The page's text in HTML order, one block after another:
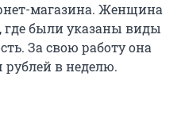
магазина. Женщина
где были указаны виды
За свою работу она
рублей в неделю.